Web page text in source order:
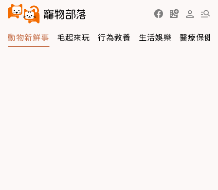
動物新鮮事 毛起來玩 行為教養 生活娛樂 醫療保健